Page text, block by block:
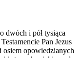
dwóch i pół tysiąca
Pan Jezus
osiem opowiedzianych